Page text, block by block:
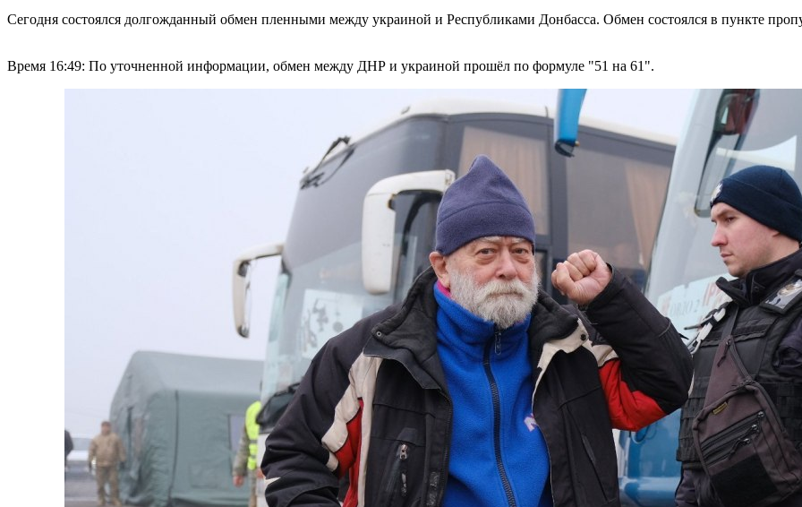
Сегодня состоялся долгожданный обмен пленными между украиной и Республиками Донбасса. Обмен состоялся в пункте
Время 16:49: По уточненной информации, обмен между ДНР и украиной прошёл по формуле "51 на 61".